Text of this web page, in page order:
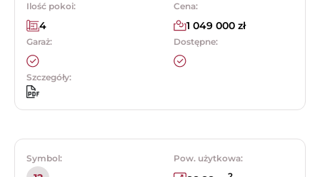
Ilość pokoi:
4
Cena:
1 049 000 zł
Garaż: Dostępne:
Szczegóły:
Symbol: Pow. użytkowa: